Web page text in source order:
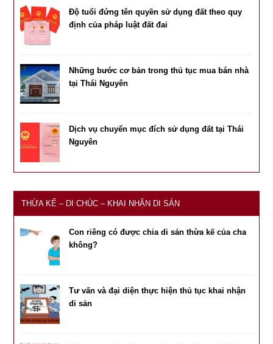
Độ tuổi đứng tên quyền sử dụng đất theo quy
định của pháp luật đất đai
Những bước cơ bản trong thủ tục mua bán nhà
tại Thái Nguyên
Dịch vụ chuyển mục đích sử dụng đất tại Thái
Nguyên
THỪA KẾ – DI CHÚC – KHAI NHẬN DI SẢN
Con riêng có được chia di sản thừa kế của cha
không?
Tư vấn và đại diện thực hiện thủ tục khai nhận
di sản